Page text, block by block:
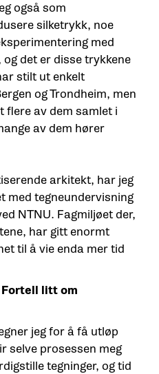
også som
silketrykk, noe
med
det er disse trykkene
stilt ut enkelt
og Trondheim, men
flere av dem samlet i
av dem hører
arkitekt, har jeg
med tegneundervisning
NTNU. Fagmiljøet der,
har gitt enormt
til å vie enda mer tid
Fortell litt om
jeg for å få utløp
selve prosessen meg
tegninger, og tid